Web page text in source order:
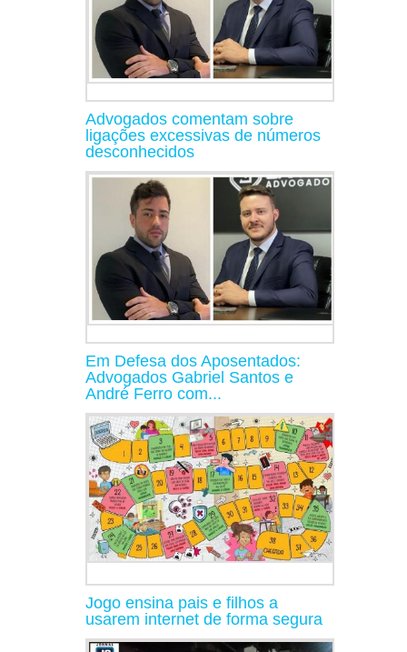
Advogados comentam sobre
ligações excessivas de números
desconhecidos
Em Defesa dos Aposentados:
Advogados Gabriel Santos e
André Ferro com...
Jogo ensina pais e filhos a
usarem internet de forma segura